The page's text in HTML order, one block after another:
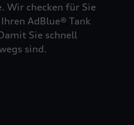
Wir checken für Sie
AdBlue® Tank
Sie schnell
sind.